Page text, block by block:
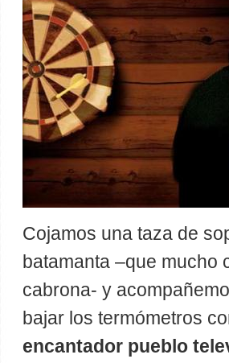
Cojamos una taza de
batamanta –que mucho
cabrona- y
bajar los termómetros
encantador pueblo